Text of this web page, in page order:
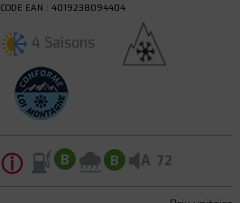
CODE EAN : 4019238094404
4 Saisons
ⓘ B B A 72